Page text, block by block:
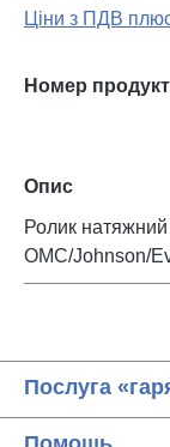
Ціни з ПДВ плюс
Номер
Опис
Ролик
OMC/Johnson/
Послуга